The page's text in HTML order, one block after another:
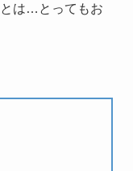
とは…とってもお